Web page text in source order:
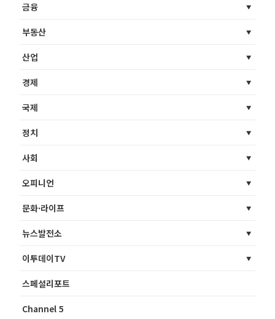
금융
부동산
산업
경제
국제
정치
사회
오피니언
문화·라이프
뉴스발전소
이투데이TV
스페셜리포트
Channel 5